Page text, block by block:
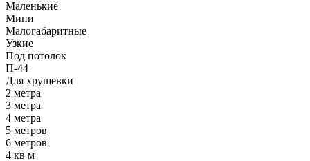
Маленькие
Мини
Малогабаритные
Узкие
Под потолок
П-44
Для хрущевки
2 метра
3 метра
4 метра
5 метров
6 метров
4 кв м